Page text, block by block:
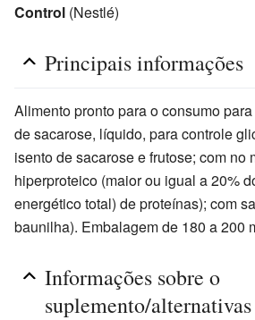
Control (Nestlé)
Principais informações
Alimento pronto para o consumo
de sacarose, líquido, para controle
isento de sacarose e frutose; com no
hiperproteico (maior ou igual a 20%
energético total) de proteínas); com
baunilha). Embalagem de 180 a 200
Informações sobre o
suplemento/alternativas